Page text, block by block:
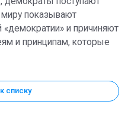
показывают
и причиняют
и принципам, которые
списку